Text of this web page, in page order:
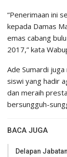
“Penerimaan ini
kepada Damas
emas cabang
2017,” kata
Ade Sumardi
siswi yang hadir
dan meraih
bersungguh-
BACA JUGA
Delapan